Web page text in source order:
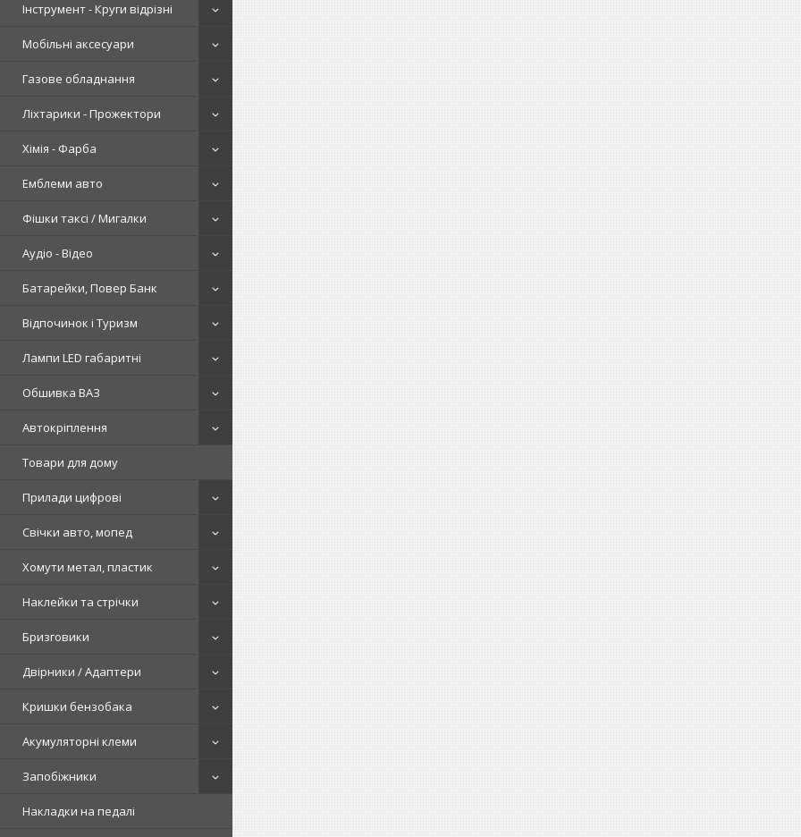
Інструмент - Круги відрізні
Мобільні аксесуари
Газове обладнання
Ліхтарики - Прожектори
Хімія - Фарба
Емблеми авто
Фішки таксі / Мигалки
Аудіо - Відео
Батарейки, Повер Банк
Відпочинок і Туризм
Лампи LED габаритні
Обшивка ВАЗ
Автокріплення
Товари для дому
Прилади цифрові
Свічки авто, мопед
Хомути метал, пластик
Наклейки та стрічки
Бризговики
Двірники / Адаптери
Кришки бензобака
Акумуляторні клеми
Запобіжники
Накладки на педалі